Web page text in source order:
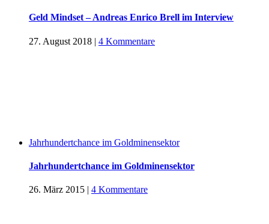
Geld Mindset – Andreas Enrico Brell im Interview
27. August 2018 | 4 Kommentare
Jahrhundertchance im Goldminensektor
Jahrhundertchance im Goldminensektor
26. März 2015 | 4 Kommentare